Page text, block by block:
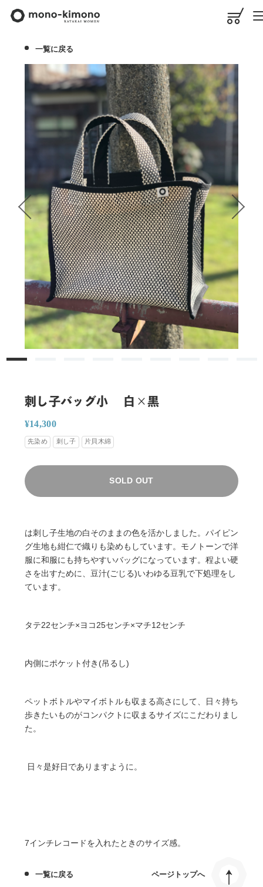
一覧に戻る
刺し子バッグ小 白×黒
通
常
価
¥14,300
売
価
先染め 刺し子 片貝木綿
SOLD OUT
は刺し子生地の白そのままの色を活かしました。パイピン
グ生地も紺仁で織りも染めもしています。モノトーンで洋
服に和服にも持ちやすいバッグになっています。程よい硬
さを出すために、豆汁(ごじる)いわゆる豆乳で下処理をし
ています。
タテ22センチ×ヨコ25センチ×マチ12センチ
内側にポケット付き(吊るし)
ペットボトルやマイボトルも収まる高さにして、日々持ち
歩きたいものがコンパクトに収まるサイズにこだわりまし
た。
日々是好日でありますように。
7インチレコードを入れたときのサイズ感。
一覧に戻る ページトップへ